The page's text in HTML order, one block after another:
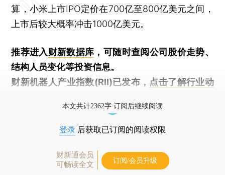
算，小米上市IPO定价在700亿至800亿美元之间，
上市后较大概率冲击1000亿美元。
推荐进入财新数据库 ，可随时查阅公司股价走势、
结构人员变化等投资信息。
财新机器人产业指数(RII)已发布， 点击了解行业动
本文共计2362字 订阅后继续阅读
登录 后获取已订阅的阅读权限
财新通会员
可畅读全文
订阅/会员升级